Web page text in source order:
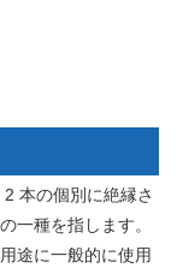
本の個別に絶縁さ
一種を指します。
途に一般的に使用